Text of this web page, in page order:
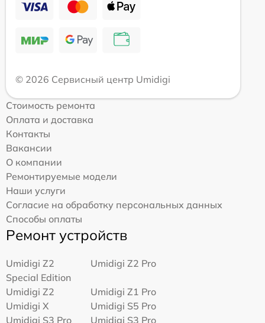
© 2026 Сервисный центр Umidigi
Стоимость ремонта
Оплата и доставка
Контакты
Вакансии
О компании
Ремонтируемые модели
Наши услуги
Согласие на обработку персональных данных
Способы оплаты
Ремонт устройств
Umidigi Z2
Special Edition
Umidigi Z2 Pro
Umidigi Z2
Umidigi Z1 Pro
Umidigi X
Umidigi S5 Pro
Umidigi S3 Pro
Umidigi S3 Pro